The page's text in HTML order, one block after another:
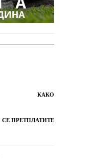
КАКО
СЕ ПРЕТПЛАТИТЕ